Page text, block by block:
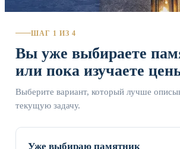
ШАГ 1 ИЗ 4
Вы уже выбираете
или пока изучаете
Выберите вариант, который лучше
текущую задачу.
Уже выбираю памятник